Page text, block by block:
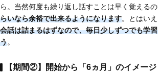
ら。当然何度も繰り返し話すことは早く覚えるの
らいなら余裕で出来るようになります。とはい
会話は詰まるはずなので、毎日少しずつでも学
う。
【期間②】開始から「6ヵ月」のイメージ